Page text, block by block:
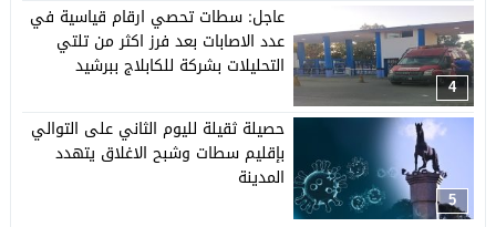
4
عاجل: سطات تحصي ارقام قياسية في
عدد الاصابات بعد فرز اكثر من تلتي
التحليلات بشركة للكابلاج ببرشيد
5
حصيلة ثقيلة لليوم الثاني على التوالي
بإقليم سطات وشبح الاغلاق يتهدد
المدينة